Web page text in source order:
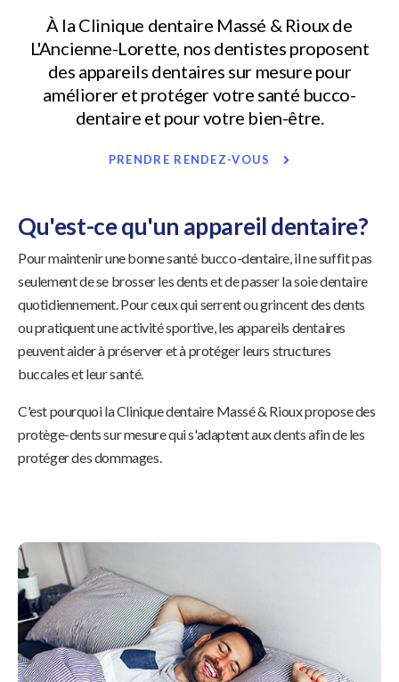
À la Clinique dentaire Massé & Riouxde
L'Ancienne-Lorette, nos dentistes proposent
des appareils dentaires sur mesure pour
améliorer et protéger votre santé bucco-
dentaire et pour votre bien-être.
PRENDRE RENDEZ-VOUS
Qu'est-ce qu'un appareil dentaire?
Pour maintenir une bonne santé bucco-dentaire, il ne suffit pas
seulement de se brosser les dents et de passer la soie dentaire
quotidiennement. Pour ceux qui serrent ou grincent des dents
ou pratiquent une activité sportive, les appareils dentaires
peuvent aider à préserver et à protéger leurs structures
buccales et leur santé.
C'est pourquoi laClinique dentaire Massé & Riouxpropose des
protège-dents sur mesure qui s'adaptent aux dents afin de les
protéger des dommages.